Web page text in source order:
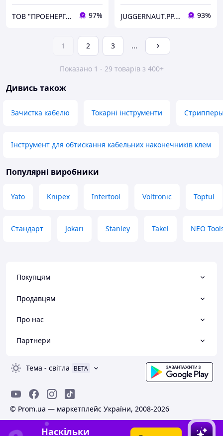
ТОВ "ПРОЕНЕРГО" 97% JUGGERNAUT.PP.UA 93%
1 2 3 ...
Показано 1 - 29 товарів з 400+
Дивись також
Зачистка кабелю Токарні інструменти
Інструмент для обтискання кабельних наконечників клем
Популярні виробники
Yato Knipex Intertool Voltronic Toptul
Стандарт Jokari Stanley Takel NEO
Покупцям
Продавцям
Про нас
Партнери
Тема - світла BETA
© Prom.ua — маркетплейс України, 2008-2026
Наскільки